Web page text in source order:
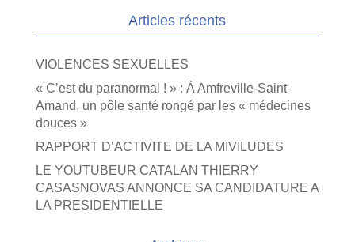
Articles récents
VIOLENCES SEXUELLES
« C’est du paranormal ! » : À Amfreville-Saint-
Amand, un pôle santé rongé par les « médecines
douces »
RAPPORT D’ACTIVITE DE LA MIVILUDES
LE YOUTUBEUR CATALAN THIERRY
CASASNOVAS ANNONCE SA CANDIDATURE A
LA PRESIDENTIELLE